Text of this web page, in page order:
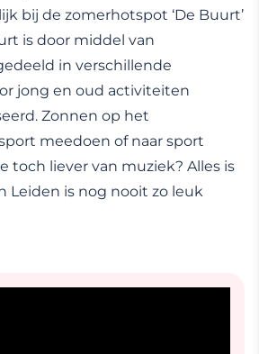
bij de zomerhotspot ‘De Buurt’
is door middel van
in verschillende
jong en oud activiteiten
Zonnen op het
meedoen of naar sport
toch liever van muziek? Alles is
Leiden is nog nooit zo leuk